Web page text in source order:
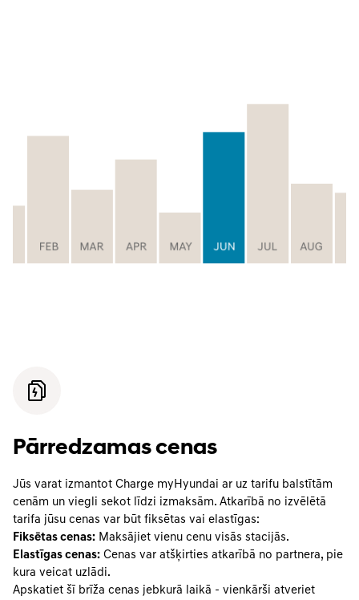
Pārredzamas cenas
Jūs varat izmantot Charge myHyundai ar uz tarifu balstītām
cenām un viegli sekot līdzi izmaksām. Atkarībā no izvēlētā
tarifa jūsu cenas var būt fiksētas vai elastīgas:
Fiksētas cenas: Maksājiet vienu cenu visās stacijās.
Elastīgas cenas: Cenas var atšķirties atkarībā no partnera, pie
kura veicat uzlādi.
Apskatiet šī brīža cenas jebkurā laikā - vienkārši atveriet